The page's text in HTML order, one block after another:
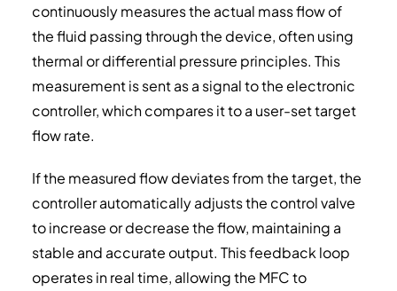
continuously measures the actual mass flow of
the fluid passing through the device, often using
thermal or differential pressure principles. This
measurement is sent as a signal to the electronic
controller, which compares it to a user-set target
flow rate.
If the measured flow deviates from the target, the
controller automatically adjusts the control valve
to increase or decrease the flow, maintaining a
stable and accurate output. This feedback loop
operates in real time, allowing the MFC to